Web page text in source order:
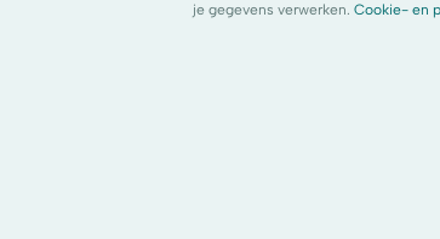
je gegevens verwerken. Cookie- en